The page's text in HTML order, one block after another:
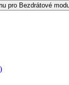
pro Bezdrátové